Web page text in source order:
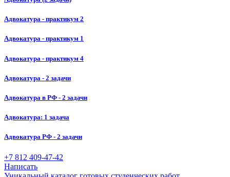
Адвокатура - практикум 2
Адвокатура - практикум 1
Адвокатура - практикум 4
Адвокатура - 2 задачи
Адвокатура в РФ - 2 задачи
Адвокатура: 1 задача
Адвокатура РФ - 2 задачи
+7 812 409-47-42
Написать